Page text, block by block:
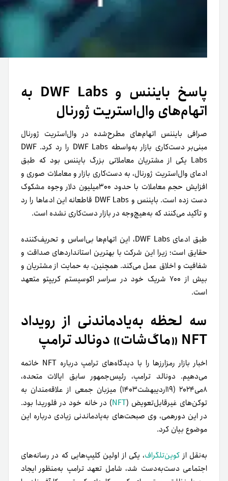
پاسخ بایننس و DWF Labs به
اتهام‌های وال‌استریت ژورنال
صرافی بایننس اتهام‌های مطرح‌شده در وال‌استریت ژورنال
مبنی‌بر دست‌کاری بازار به‌واسطه DWF Labs را رد کرد. DWF
Labs یکی از مشتریان معاملاتی بزرگ‌ بایننس بود که طبق
ادعای وال‌استریت ژورنال، به دست‌کاری بازار و معاملات صوری و
افزایش حجم معاملات با حدود ۳۰۰میلیون دلار وجوه مشکوک
دست زده است. بایننس و DWF Labs قاطعانه این ادعاها را رد
و تأکید می‌کنند که به‌هیچ‌وجه در بازار دست‌کاری نشده است.
طبق ادعای DWF Labs، این اتهام‌ها بی‌اساس و تحریف‌کننده
حقایق است؛ زیرا این شرکت با بهترین استانداردهای صداقت و
شفافیت و اخلاق عمل می‌کند. همچنین، به حمایت از مشتریان و
بیش از ۷۰۰ شریک‌ خود در سراسر اکوسیستم کریپتو متعهد
است.
سه لحظه به‌یاد‌ماندنی از رویداد
NFT «ماگ‌شات» دونالد ترامپ
اخبار بازار رمزارزها را با دیدگاه‌های ترامپ درباره NFT خاتمه
می‌دهیم. دونالد ترامپ، رئیس‌جمهور سابق ایالات متحده،
۸می۲۰۲۴ (۱۹اردیبهشت۱۴۰۳) میزبان جمعی از علاقه‌مندان به
توکن‌های غیرقابل‌تعویض (NFT) در خانه خود در فلوریدا بود.
در این دورهمی، وی صبحت‌های به‌یاد‌ماندنی زیادی درباره این
موضوع بیان کرد.
به‌نقل از کوین‌تلگراف، یکی از اولین کلیپ‌هایی که در رسانه‌های
اجتماعی دست‌به‌دست شد، شامل تعهد ترامپ به‌منظور ایجاد